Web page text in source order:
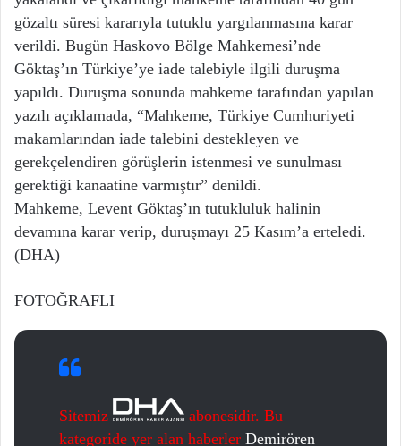
gözaltı süresi kararıyla tutuklu yargılanmasına karar
verildi. Bugün Haskovo Bölge Mahkemesi’nde
Göktaş’ın Türkiye’ye iade talebiyle ilgili duruşma
yapıldı. Duruşma sonunda mahkeme tarafından yapılan
yazılı açıklamada, “Mahkeme, Türkiye Cumhuriyeti
makamlarından iade talebini destekleyen ve
gerekçelendiren görüşlerin istenmesi ve sunulması
gerektiği kanaatine varmıştır” denildi.
Mahkeme, Levent Göktaş’ın tutukluluk halinin
devamına karar verip, duruşmayı 25 Kasım’a erteledi.
(DHA)
FOTOĞRAFLI
Sitemiz
abonesidir. Bu
kategoride yer alan haberler Demirören